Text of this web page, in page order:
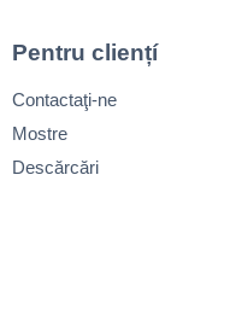
Pentru cliențí
Contactaţi-ne
Mostre
Descărcări